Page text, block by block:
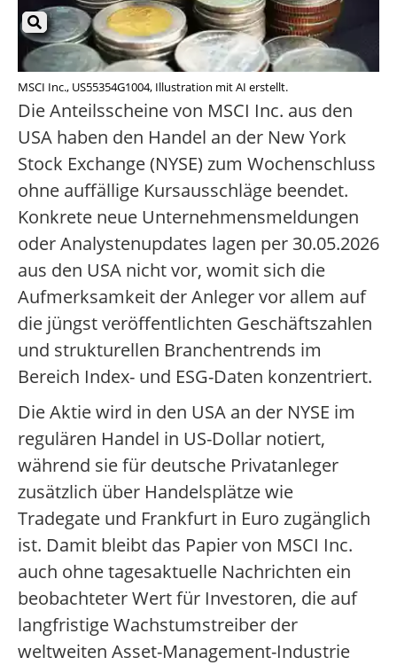
MSCI Inc., US55354G1004, Illustration mit AI erstellt.
Die Anteilsscheine von MSCI Inc. aus den
USA haben den Handel an der New York
Stock Exchange (NYSE) zum Wochenschluss
ohne auffällige Kursausschläge beendet.
Konkrete neue Unternehmensmeldungen
oder Analystenupdates lagen per 30.05.2026
aus den USA nicht vor, womit sich die
Aufmerksamkeit der Anleger vor allem auf
die jüngst veröffentlichten Geschäftszahlen
und strukturellen Branchentrends im
Bereich Index- und ESG-Daten konzentriert.
Die Aktie wird in den USA an der NYSE im
regulären Handel in US-Dollar notiert,
während sie für deutsche Privatanleger
zusätzlich über Handelsplätze wie
Tradegate und Frankfurt in Euro zugänglich
ist. Damit bleibt das Papier von MSCI Inc.
auch ohne tagesaktuelle Nachrichten ein
beobachteter Wert für Investoren, die auf
langfristige Wachstumstreiber der
weltweiten Asset-Management-Industrie